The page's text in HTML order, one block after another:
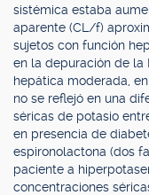
sistémica estaba
aparente (CL/f)
sujetos con función
en la depuración de la
hepática moderada,
no se reflejó en una
séricas de potasio
en presencia de
espironolactona (dos
paciente a
concentraciones